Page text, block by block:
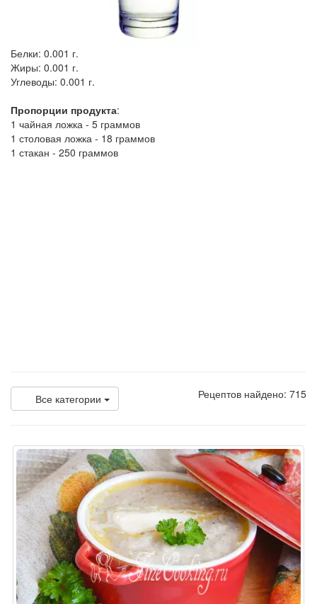
Белки: 0.001 г.
Жиры: 0.001 г.
Углеводы: 0.001 г.
Пропорции продукта:
1 чайная ложка - 5 граммов
1 столовая ложка - 18 граммов
1 стакан - 250 граммов
Все категории Рецептов найдено: 715